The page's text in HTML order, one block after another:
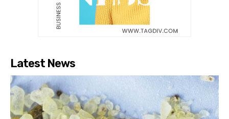
Latest News